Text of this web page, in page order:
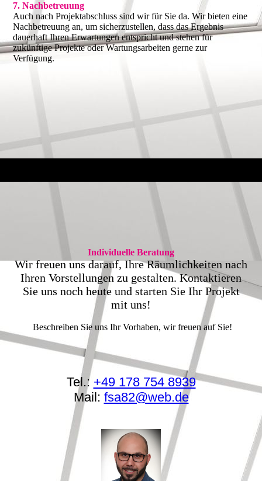
7. Nachbetreuung
Auch nach Projektabschluss sind wir für Sie da. Wir bieten eine
Nachbetreuung an, um sicherzustellen, dass das Ergebnis
dauerhaft Ihren Erwartungen entspricht und stehen für
zukünftige Projekte oder Wartungsarbeiten gerne zur
Verfügung.
Individuelle Beratung
Wir freuen uns darauf, Ihre Räumlichkeiten nach
Ihren Vorstellungen zu gestalten. Kontaktieren
Sie uns noch heute und starten Sie Ihr Projekt
mit uns!
Beschreiben Sie uns Ihr Vorhaben, wir freuen auf Sie!
Tel.: +49 178 754 8939
Mail: fsa82@web.de